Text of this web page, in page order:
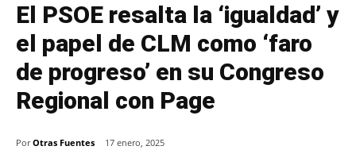
El PSOE resalta la ‘igualdad’ y
el papel de CLM como ‘faro
de progreso’ en su Congreso
Regional con Page
Por Otras Fuentes 17 enero, 2025